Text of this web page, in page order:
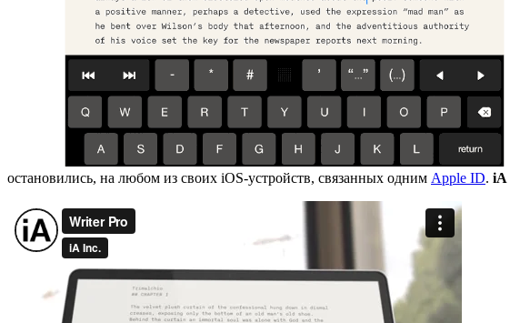
остановились, на любом из своих iOS-устройств, связанных одним Apple ID. iA